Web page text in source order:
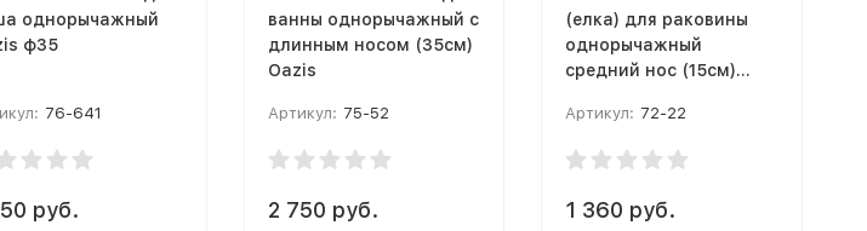
однорычажный
ф35
76-641
руб.
ванны однорычажный с
длинным носом (35см)
Oazis
Артикул: 75-52
2 750 руб.
(елка) для раковины
однорычажный
средний нос (15см)
Артикул: 72-22
1 360 руб.